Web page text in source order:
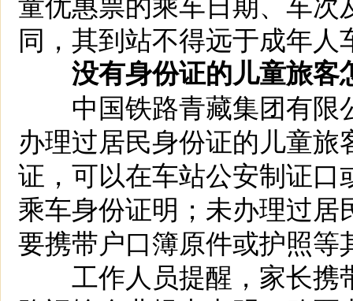
同，其到站不得远于成年人
没有身份证的儿童旅客
中国铁路青藏集团有限
办理过居民身份证的儿童
证，可以在车站公安制证口
乘车身份证明；未办理过
要携带户口簿原件或护照等
工作人员提醒，家长携